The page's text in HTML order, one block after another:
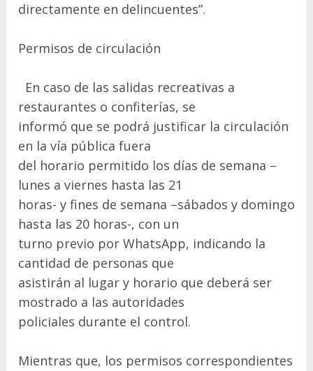
directamente en delincuentes”.
Permisos de circulación
En caso de las salidas recreativas a
restaurantes o confiterías, se
informó que se podrá justificar la circulación
en la vía pública fuera
del horario permitido los días de semana –
lunes a viernes hasta las 21
horas- y fines de semana –sábados y domingo
hasta las 20 horas-, con un
turno previo por WhatsApp, indicando la
cantidad de personas que
asistirán al lugar y horario que deberá ser
mostrado a las autoridades
policiales durante el control.
Mientras que, los permisos correspondientes